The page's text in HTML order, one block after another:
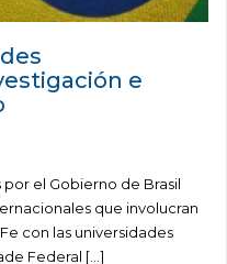
e
el Gobierno de Brasil
que involucran
con las universidades
Federal […]